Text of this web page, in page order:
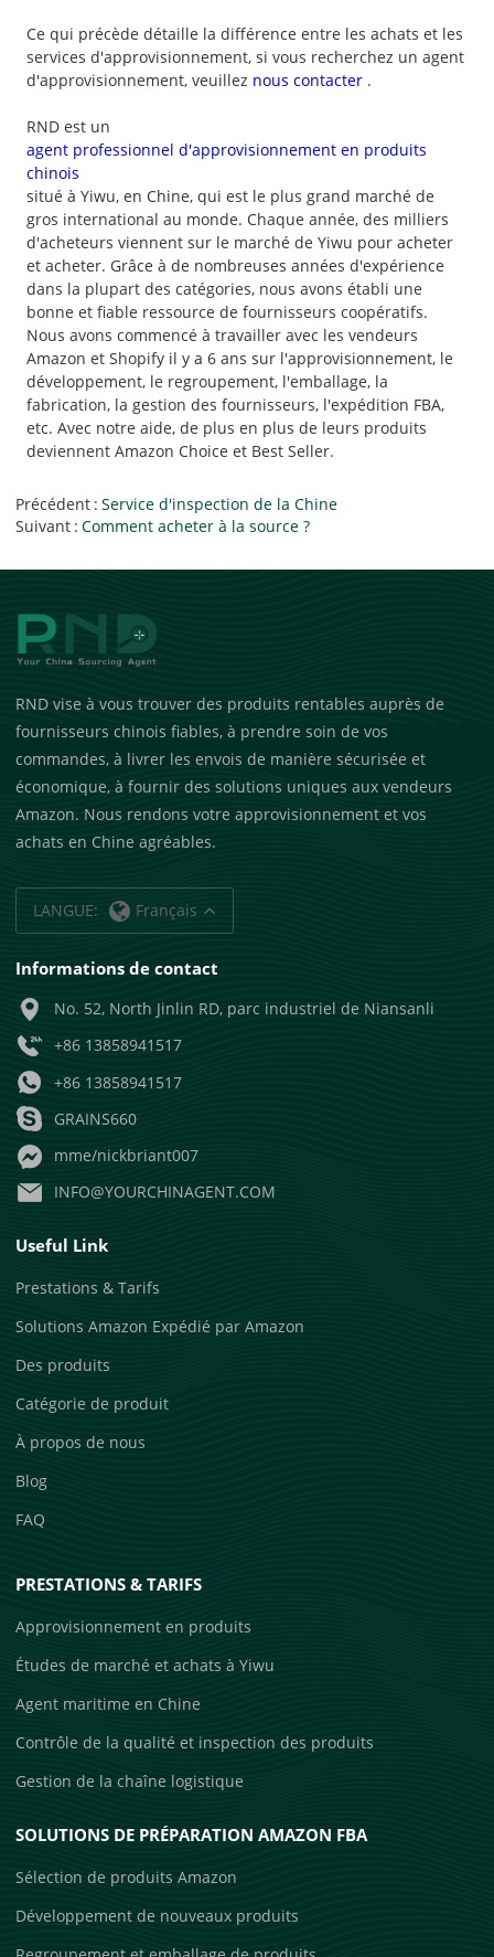
Ce qui précède détaille la différence entre les achats et les
services d'approvisionnement, si vous recherchez un agent
d'approvisionnement, veuillez nous contacter .
RND est un
agent professionnel d'approvisionnement en produits
chinois
situé à Yiwu, en Chine, qui est le plus grand marché de
gros international au monde. Chaque année, des milliers
d'acheteurs viennent sur le marché de Yiwu pour acheter
et acheter. Grâce à de nombreuses années d'expérience
dans la plupart des catégories, nous avons établi une
bonne et fiable ressource de fournisseurs coopératifs.
Nous avons commencé à travailler avec les vendeurs
Amazon et Shopify il y a 6 ans sur l'approvisionnement, le
développement, le regroupement, l'emballage, la
fabrication, la gestion des fournisseurs, l'expédition FBA,
etc. Avec notre aide, de plus en plus de leurs produits
deviennent Amazon Choice et Best Seller.
Précédent Service d'inspection de la Chine
Suivant Comment acheter à la source ?
RND vise à vous trouver des produits rentables auprès de
fournisseurs chinois fiables, à prendre soin de vos
commandes, à livrer les envois de manière sécurisée et
économique, à fournir des solutions uniques aux vendeurs
Amazon. Nous rendons votre approvisionnement et vos
achats en Chine agréables.
LANGUE: Français
Informations de contact
No. 52, North Jinlin RD, parc industriel de Niansanli
+86 13858941517
+86 13858941517
GRAINS660
mme/nickbriant007
INFO@YOURCHINAGENT.COM
Useful Link
Prestations & Tarifs
Solutions Amazon Expédié par Amazon
Des produits
Catégorie de produit
À propos de nous
Blog
FAQ
PRESTATIONS & TARIFS
Approvisionnement en produits
Études de marché et achats à Yiwu
Agent maritime en Chine
Contrôle de la qualité et inspection des produits
Gestion de la chaîne logistique
SOLUTIONS DE PRÉPARATION AMAZON FBA
Sélection de produits Amazon
Développement de nouveaux produits